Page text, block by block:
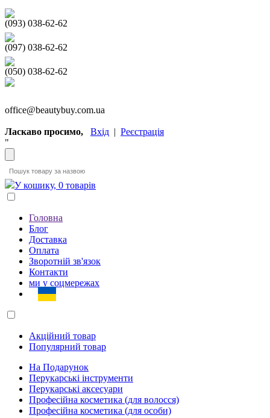
(093) 038-62-62
(097) 038-62-62
(050) 038-62-62
office@beautybuy.com.ua
Ласкаво просимо, Вхід | Реєстрація
"
У кошику, 0 товарів
Головна
Блог
Доставка
Оплата
Зворотній зв'язок
Контакти
ми у соцмережах
Акційний товар
Популярний товар
На Подарунок
Перукарські інструменти
Перукарські аксесуари
Професійна косметика (для волосся)
Професійна косметика (для особи)